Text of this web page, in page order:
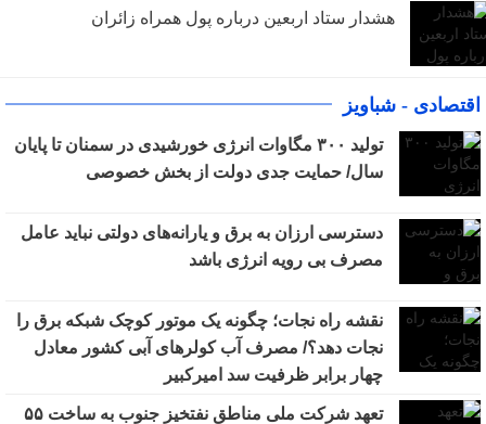
هشدار ستاد اربعین درباره پول همراه زائران
اقتصادی - شباویز
تولید ۳۰۰ مگاوات انرژی خورشیدی در سمنان تا پایان
سال/ حمایت جدی دولت از بخش خصوصی
دسترسی ارزان به برق و یارانه‌های دولتی نباید عامل
مصرف بی رویه انرژی باشد
نقشه راه نجات؛ چگونه یک موتور کوچک شبکه برق را
نجات دهد؟/ مصرف آب کولرهای آبی کشور معادل
چهار برابر ظرفیت سد امیرکبیر
تعهد شرکت ملی مناطق نفتخیز جنوب به ساخت ۵۵